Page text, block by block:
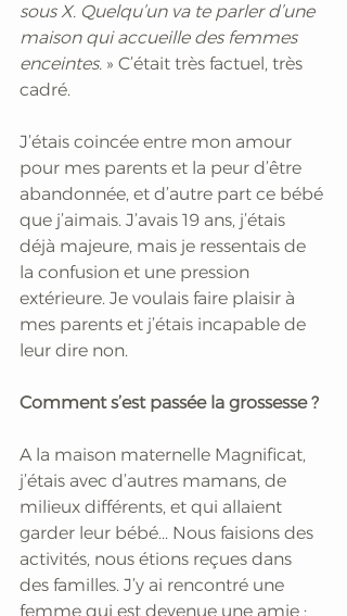
sous X. Quelqu’un va te parler d’une
maison qui accueille des femmes
enceintes. » C’était très factuel, très
cadré.
J’étais coincée entre mon amour
pour mes parents et la peur d’être
abandonnée, et d’autre part ce bébé
que j’aimais. J’avais 19 ans, j’étais
déjà majeure, mais je ressentais de
la confusion et une pression
extérieure. Je voulais faire plaisir à
mes parents et j’étais incapable de
leur dire non.
Comment s’est passée la grossesse ?
A la maison maternelle Magnificat,
j’étais avec d’autres mamans, de
milieux différents, et qui allaient
garder leur bébé... Nous faisions des
activités, nous étions reçues dans
des familles. J’y ai rencontré une
femme qui est devenue une amie ;